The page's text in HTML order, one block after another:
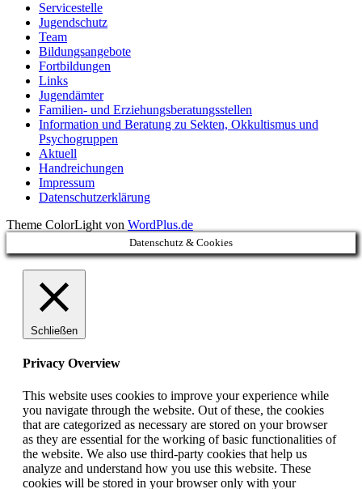
Servicestelle
Jugendschutz
Team
Bildungsangebote
Fortbildungen
Links
Jugendämter
Familien- und Erziehungsberatungsstellen
Information und Beratung zu Sekten, Okkultismus und
Psychogruppen
Aktuell
Handreichungen
Impressum
Datenschutzerklärung
Theme ColorLight von WordPlus.de
Datenschutz & Cookies
Schließen
Privacy Overview
This website uses cookies to improve your experience while
you navigate through the website. Out of these, the cookies
that are categorized as necessary are stored on your browser
as they are essential for the working of basic functionalities of
the website. We also use third-party cookies that help us
analyze and understand how you use this website. These
cookies will be stored in your browser only with your